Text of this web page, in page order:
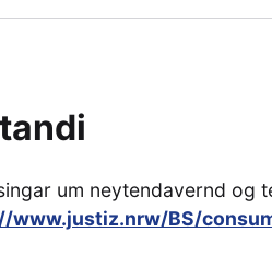
um neytendavernd og
www.justiz.nrw/BS/